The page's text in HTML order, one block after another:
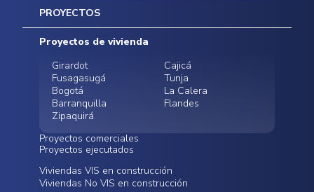
Inicio
Mapa del sitio
Postventas
Contratación Directa
Noticias
PROYECTOS
Proyectos de vivienda
Girardot
Cajicá
Fusagasugá
Tunja
Bogotá
La Calera
Barranquilla
Flandes
Zipaquirá
Proyectos comerciales
Funza
Infinitum Zentral
Bodegas - ALMAX
Centro Comercial
Proyectos ejecutados
Conoce nuestros
proyectos ejecutados
Viviendas VIS en construcción
Viviendas No VIS en construcción